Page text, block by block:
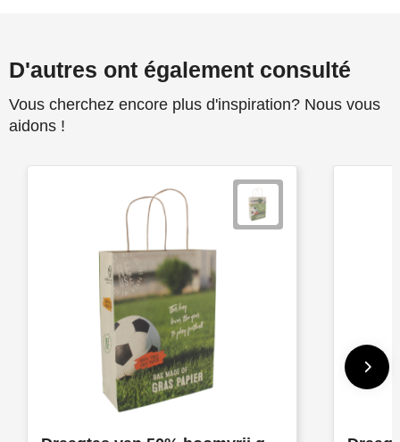
D'autres ont également consulté
Vous cherchez encore plus d'inspiration? Nous vous
aidons !